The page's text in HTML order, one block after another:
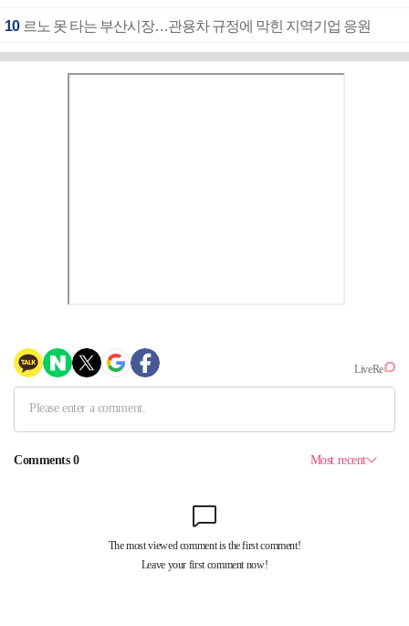
10 르노 못 타는 부산시장…관용차 규정에 막힌 지역기업 응원